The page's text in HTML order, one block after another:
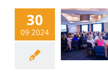
30
09 2024